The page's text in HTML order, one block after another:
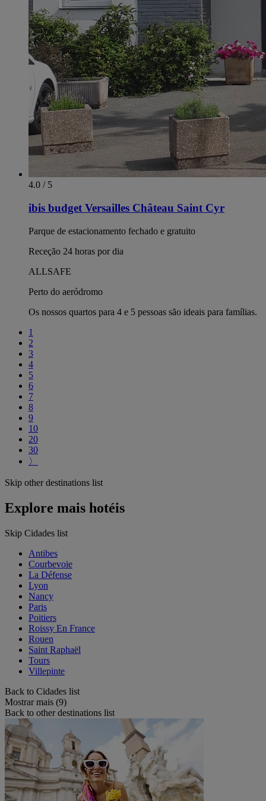
4.0 / 5
ibis budget Versailles Château Saint Cyr
Parque de estacionamento fechado e gratuito
Receção 24 horas por dia
ALLSAFE
Perto do aeródromo
Os nossos quartos para 4 e 5 pessoas são ideais para famílias.
1
2
3
4
5
6
7
8
9
10
20
30
〉
Skip other destinations list
Explore mais hotéis
Skip Cidades list
Antibes
Courbevoie
La Défense
Lyon
Nancy
Paris
Poitiers
Roissy En France
Rouen
Saint Raphaël
Tours
Villepinte
Back to Cidades list
Mostrar mais (9)
Back to other destinations list